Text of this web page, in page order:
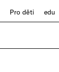
Pro děti edu